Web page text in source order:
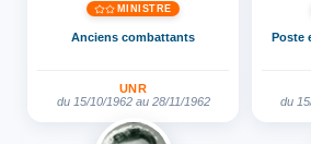
MINISTRE
Anciens combattants
UNR
du 15/10/1962 au 28/11/1962
Poste
du